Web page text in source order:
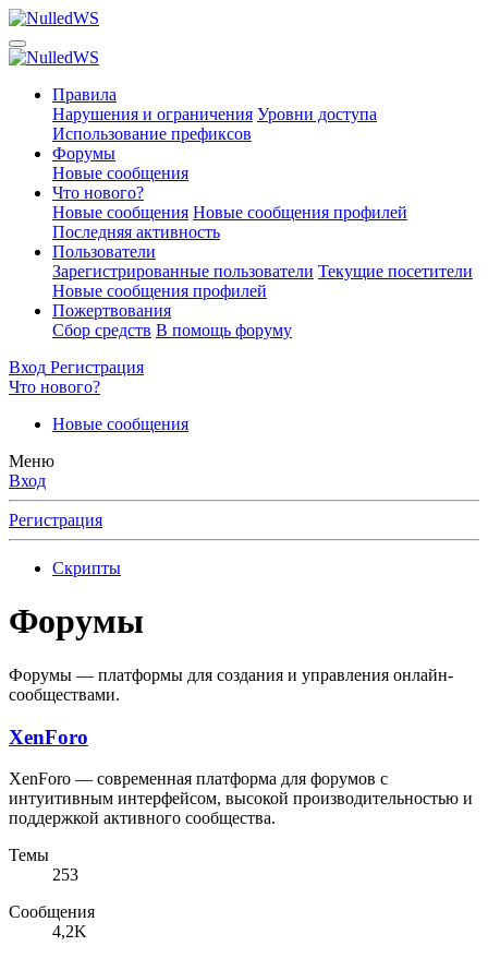
Правила
Нарушения и ограничения Уровни доступа
Использование префиксов
Форумы
Новые сообщения
Что нового?
Новые сообщения Новые сообщения профилей
Последняя активность
Пользователи
Зарегистрированные пользователи Текущие посетители
Новые сообщения профилей
Пожертвования
Сбор средств В помощь форуму
Вход Регистрация
Что нового?
Новые сообщения
Меню
Вход
Регистрация
Скрипты
Форумы
Форумы — платформы для создания и управления онлайн-
сообществами.
XenForo
XenForo — современная платформа для форумов с
интуитивным интерфейсом, высокой производительностью и
поддержкой активного сообщества.
Темы
253
Сообщения
4,2K